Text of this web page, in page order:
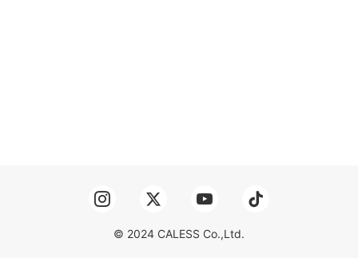
© 2024 CALESS Co.,Ltd.